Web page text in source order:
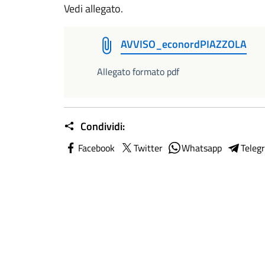
Vedi allegato.
AVVISO_econordPIAZZOLA
Allegato formato pdf
Condividi:
Facebook Twitter Whatsapp